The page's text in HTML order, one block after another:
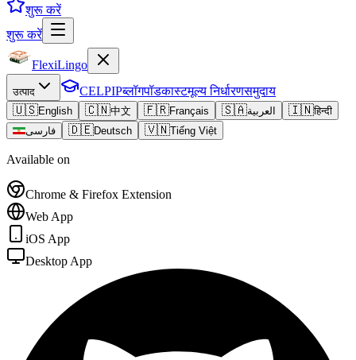
शुरू करें
शुरू करें
FlexiLingo
उत्पाद CELPIPब्लॉगपॉडकास्टमूल्य निर्धारणसमुदाय
🇺🇸English 🇨🇳中文 🇫🇷Français 🇸🇦العربية 🇮🇳हिन्दी
فارسی
🇩🇪Deutsch 🇻🇳Tiếng Việt
Available on
Chrome & Firefox Extension
Web App
iOS App
Desktop App